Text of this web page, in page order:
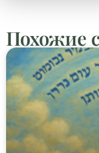
Похожие